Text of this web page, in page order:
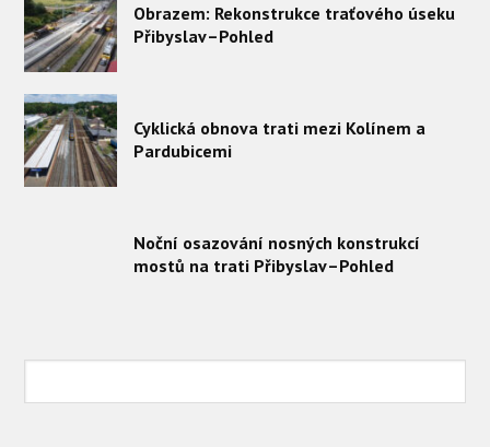
Obrazem: Rekonstrukce traťového úseku
Přibyslav–Pohled
Cyklická obnova trati mezi Kolínem a
Pardubicemi
Noční osazování nosných konstrukcí
mostů na trati Přibyslav–Pohled